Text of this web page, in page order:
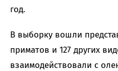
год.
В выборку вошли
приматов и 127 других
взаимодействовали с